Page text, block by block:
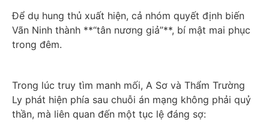
Để dụ hung thủ xuất hiện, cả nhóm quyết định biến
Vãn Ninh thành **“tân nương giả”**, bí mật mai phục
trong đêm.
Trong lúc truy tìm manh mối, A Sơ và Thẩm Trường
Ly phát hiện phía sau chuỗi án mạng không phải quỷ
thần, mà liên quan đến một tục lệ đáng sợ: